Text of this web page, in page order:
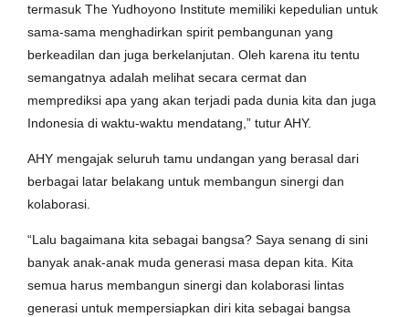
termasuk The Yudhoyono Institute memiliki kepedulian untuk
sama-sama menghadirkan spirit pembangunan yang
berkeadilan dan juga berkelanjutan. Oleh karena itu tentu
semangatnya adalah melihat secara cermat dan
memprediksi apa yang akan terjadi pada dunia kita dan juga
Indonesia di waktu-waktu mendatang,” tutur AHY.
AHY mengajak seluruh tamu undangan yang berasal dari
berbagai latar belakang untuk membangun sinergi dan
kolaborasi.
“Lalu bagaimana kita sebagai bangsa? Saya senang di sini
banyak anak-anak muda generasi masa depan kita. Kita
semua harus membangun sinergi dan kolaborasi lintas
generasi untuk mempersiapkan diri kita sebagai bangsa